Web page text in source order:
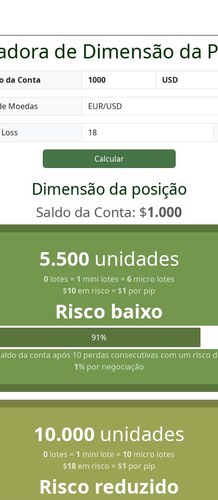
de Dimensão da
da Conta
Moedas
Calcular
Dimensão da posição
Saldo da Conta: $1.000
5.500 unidades
0lotes = 1 mini lotes =6micro lotes
$10 em risco = $1 por pip
Risco baixo
91%
da conta após 10 perdas consecutivas com um risco
1% por negociação
10.000 unidades
0 lotes = 1 mini lote = 10 micro lotes
$18 em risco = $1 por pip
Risco reduzido